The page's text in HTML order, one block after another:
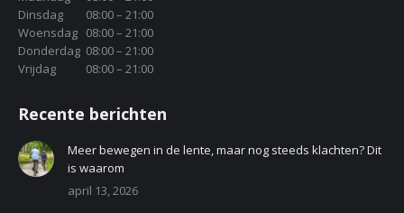
Dinsdag
08:00 – 21:00
Woensdag 08:00 – 21:00
Donderdag 08:00 – 21:00
Vrijdag
08:00 – 21:00
Recente berichten
Meer bewegen in de lente, maar nog steeds klachten? Dit
is waarom
april 13, 2026